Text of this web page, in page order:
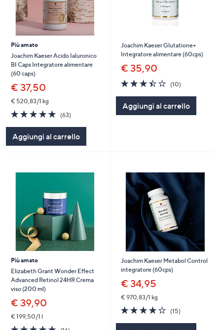
Più amato
Joachim Kaeser Acido Ialuronico
BI Caps Integratore alimentare
(60 caps)
€ 37,50
€ 520,83/1 kg
4.8
of
5
Stars
(63)
Aggiungi al carrello
Joachim Kaeser Glutatione+
Integratore alimentare (60cps)
€ 35,90
3.4
of
5
Stars
(10)
Aggiungi al carrello
Più amato
Elizabeth Grant Wonder Effect
Advanced Retinol 24HR Crema
viso (200 ml)
€ 39,90
€ 199,50/1 l
4.9
Joachim Kaeser Metabol Control
integratore (60cps)
€ 34,95
€ 970,83/1 kg
3.9
of
5
(15)